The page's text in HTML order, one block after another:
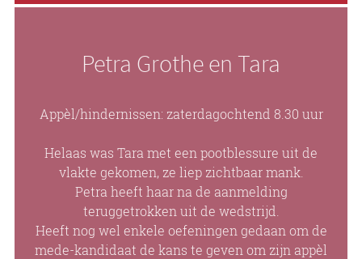
Petra Grothe en Tara
Appèl/hindernissen: zaterdagochtend 8.30 uur
Helaas was Tara met een pootblessure uit de
vlakte gekomen, ze liep zichtbaar mank.
Petra heeft haar na de aanmelding
teruggetrokken uit de wedstrijd.
Heeft nog wel enkele oefeningen gedaan om de
mede-kandidaat de kans te geven om zijn appèl